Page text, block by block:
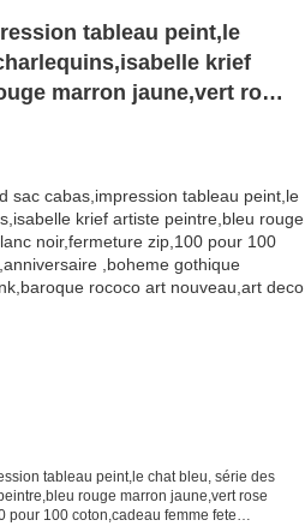
tableau peint,le
krief
marron jaune,vert rose
noel,anniversaire
art nouveau,art deco
tableau peint,le chat bleu, série des
rouge marron jaune,vert rose
pour 100 coton,cadeau femme fete